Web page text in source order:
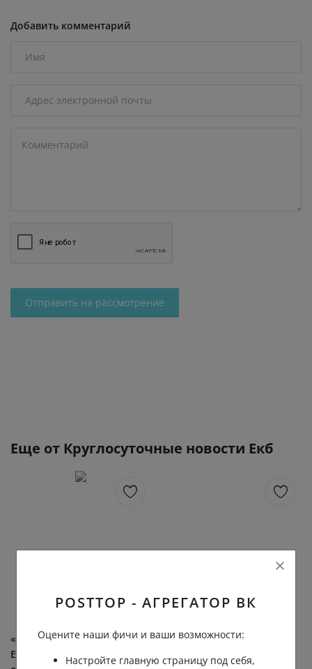
Добавить комментарий
Отправить на рассмотрение
Еще от Круглосуточные новости Екб
«Много людей на пляжах».
Екатеринбуржец, который
«Я тебе вот так съезжу» Во
POSTTOP - АГРЕГАТОР ВК
Оцените наши фичи и ваши возможности:
Настройте главную страницу под себя,